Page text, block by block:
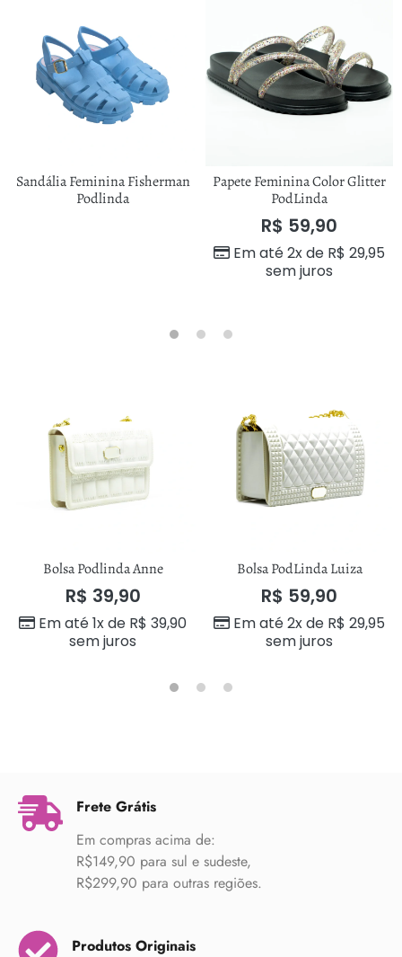
Sandália Feminina Fisherman
Podlinda
Papete Feminina Color Glitter
PodLinda
R$ 59,90
Em até 2x de R$ 29,95
sem juros
Bolsa Podlinda Anne
R$ 39,90
Em até 1x de R$ 39,90
sem juros
Bolsa PodLinda Luiza
R$ 59,90
Em até 2x de R$ 29,95
sem juros
Frete Grátis
Em compras acima de:
R$149,90 para sul e sudeste,
R$299,90 para outras regiões.
Produtos Originais